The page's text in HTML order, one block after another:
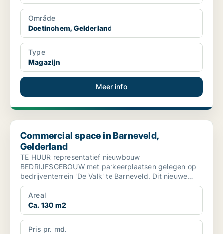
Område
Doetinchem, Gelderland
Type
Magazijn
Meer info
Commercial space in Barneveld, Gelderland
Commercial space in Barneveld,
Gelderland
TE HUUR representatief nieuwbouw
BEDRIJFSGEBOUW met parkeerplaatsen gelegen op
bedrijventerrein 'De Valk' te Barneveld. Dit nieuwe
bedrijfsgebouw maakt onde...
Areal
Ca. 130 m2
Pris pr. md.